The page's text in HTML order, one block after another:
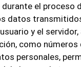
el proceso
datos
y el
como
personales,